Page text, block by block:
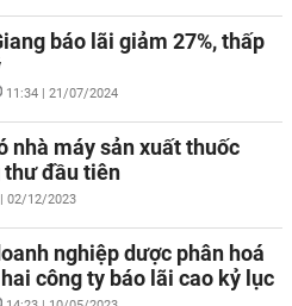
báo lãi giảm 27%, thấp
11:34 | 21/07/2024
nhà máy sản xuất thuốc
đầu tiên
02/12/2023
nghiệp dược phân hoá
công ty báo lãi cao kỷ lục